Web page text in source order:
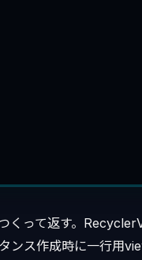
くって返す。
ンス作成時に一行用